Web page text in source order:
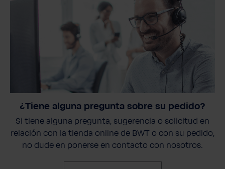
¿Tiene alguna pregunta sobre su pedido?
Si tiene alguna pregunta, sugerencia o solicitud en
relación con la tienda online de BWT o con su pedido,
no dude en ponerse en contacto con nosotros.